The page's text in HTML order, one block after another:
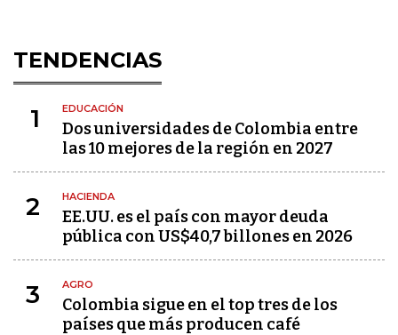
TENDENCIAS
1 EDUCACIÓN
Dos universidades de Colombia entre
las 10 mejores de la región en 2027
2 HACIENDA
EE.UU. es el país con mayor deuda
pública con US$40,7 billones en 2026
3 AGRO
Colombia sigue en el top tres de los
países que más producen café